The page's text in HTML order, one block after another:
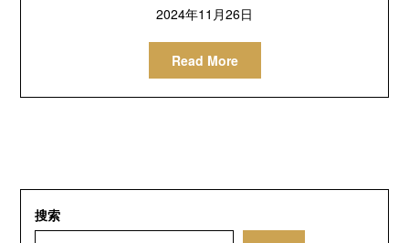
2024年11月26日
Read More
搜索